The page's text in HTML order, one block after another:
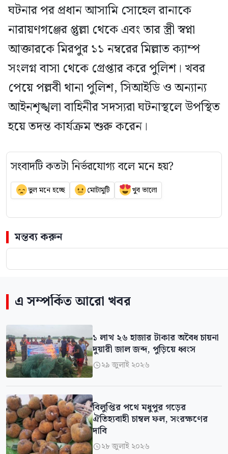
ঘটনার পর প্রধান আসামি সোহেল রানাকে
নারায়ণগঞ্জের প্তুল্লা থেকে এবং তার স্ত্রী স্বপ্না
আক্তারকে মিরপুর ১১ নম্বরের মিল্লাত ক্যাম্প
সংলগ্ন বাসা থেকে গ্রেপ্তার করে পুলিশ। খবর
পেয়ে পল্লবী থানা পুলিশ, সিআইডি ও অন্যান্য
আইনশৃঙ্খলা বাহিনীর সদস্যরা ঘটনাস্থলে উপস্থিত
হয়ে তদন্ত কার্যক্রম শুরু করেন।
সংবাদটি কতটা নির্ভরযোগ্য বলে মনে হয়?
ভুল মনে হচ্ছে মোটামুটি খুব ভালো
মন্তব্য করুন
এ সম্পর্কিত আরো খবর
১ লাখ ২৬ হাজার টাকার অবৈধ চায়না
দুয়ারী জাল জব্দ, পুড়িয়ে ধ্বংস
২৯ জুলাই ২০২৬
বিলুপ্তির পথে মধুপুর গড়ের
ঐতিহ্যবাহী চাম্বল ফল, সংরক্ষণের
দাবি
২৮ জুলাই ২০২৬